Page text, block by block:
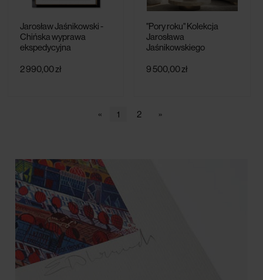
Jarosław Jaśnikowski -
Chińska wyprawa
ekspedycyjna
2 990,00 zł
"Pory roku" Kolekcja
Jarosława
Jaśnikowskiego
9 500,00 zł
« 1 2 »